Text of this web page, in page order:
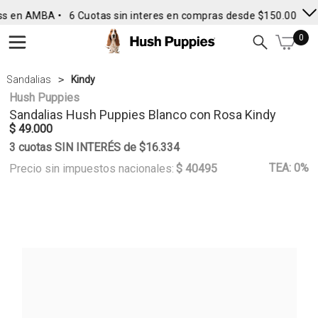
en AMBA • 6 Cuotas sin interes en compras desde $150.000 •
0
Sandalias Kindy
Hush Puppies
Sandalias Hush Puppies Blanco con Rosa Kindy
$ 49.000
3 cuotas SIN INTERÉS de $16.334
Precio sin impuestos nacionales: $ 40495 TEA: 0%